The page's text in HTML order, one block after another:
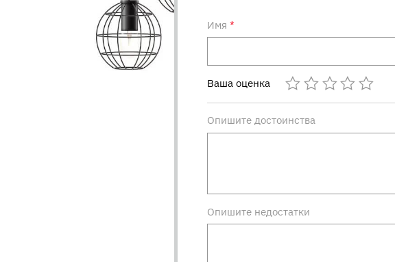
Имя*
Ваша оценка
Опишите достоинства
Опишите недостатки